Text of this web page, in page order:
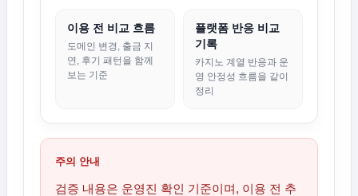
이용 전 비교 흐름
도메인 변경, 출금 지
연, 후기 패턴을 함께
보는 기준
플랫폼 반응 비교
기록
카지노 계열 반응과 운
영 안정성 흐름을 같이
정리
주의 안내
검증 내용은 운영진 확인 기준이며, 이용 전 추